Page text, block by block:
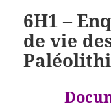
6H1 –
de vie